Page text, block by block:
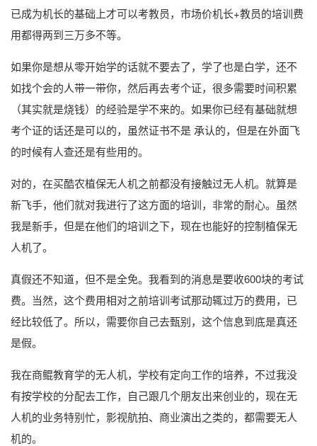
已成为机长的基础上才可以考教员，市场价机长+教员的培训费
用都得两到三万多不等。
如果你是想从零开始学的话就不要去了，学了也是白学，还不
如找个会的人带一带你，然后再去考个证，很多需要时间积累
（其实就是烧钱）的经验是学不来的。如果你已经有基础就想
考个证的话还是可以的，虽然证书不是 承认的，但是在外面飞
的时候有人查还是有些用的。
对的，在买酷农植保无人机之前都没有接触过无人机。就算是
新飞手，他们就对我进行了这方面的培训，非常的耐心。虽然
我是新手，但是在他们的培训之下，现在也能好的控制植保无
人机了。
真假还不知道，但不是全免。我看到的消息是要收600块的考试
费。当然，这个费用相对之前培训考试那动辄过万的费用，已
经比较低了。所以，需要你自己去甄别，这个信息到底是真还
是假。
我在商鲲教育学的无人机，学校有定向工作的培养，不过我没
有按学校的分配去工作，自己跟几个朋友出来创业的，现在无
人机的业务特别忙，影视航拍、商业演出之类的，都需要无人
机的。